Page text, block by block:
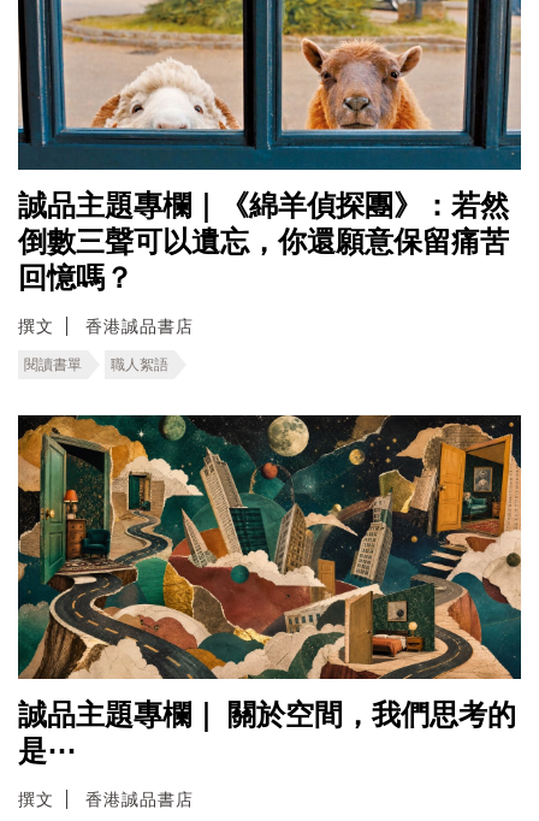
誠品主題專欄｜《綿羊偵探團》：若然
倒數三聲可以遺忘，你還願意保留痛苦
回憶嗎？
撰文 香港誠品書店
閱讀書單 職人絮語
誠品主題專欄｜ ​關於空間，我們思考的
是⋯
撰文 香港誠品書店